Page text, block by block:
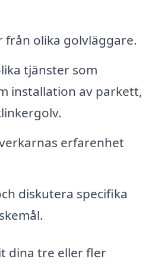
från olika golvläggare.
tjänster som
installation av parkett,
erfarenhet
diskutera specifika
dina tre eller fler